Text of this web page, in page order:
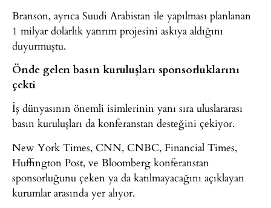
Branson, ayrıca Suudi Arabistan ile yapılması planlanan
1 milyar dolarlık yatırım projesini askıya aldığını
duyurmuştu.
Önde gelen basın kuruluşları sponsorluklarını
çekti
İş dünyasının önemli isimlerinin yanı sıra uluslararası
basın kuruluşları da konferanstan desteğini çekiyor.
New York Times, CNN, CNBC, Financial Times,
Huffington Post, ve Bloomberg konferanstan
sponsorluğunu çeken ya da katılmayacağını açıklayan
kurumlar arasında yer alıyor.